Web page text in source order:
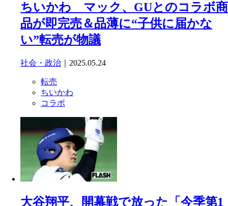
ちいかわ マック、GUとのコラボ商
品が即完売＆品薄に“子供に届かな
い”転売が物議
社会・政治 ｜2025.05.24
転売
ちいかわ
コラボ
大谷翔平、開幕戦で放った「今季第1